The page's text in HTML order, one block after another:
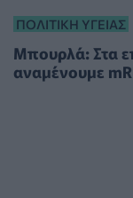
ΠΟΛΙΤΙΚΉ ΥΓΕΊΑΣ
Μπουρλά: Στα
αναμένουμε